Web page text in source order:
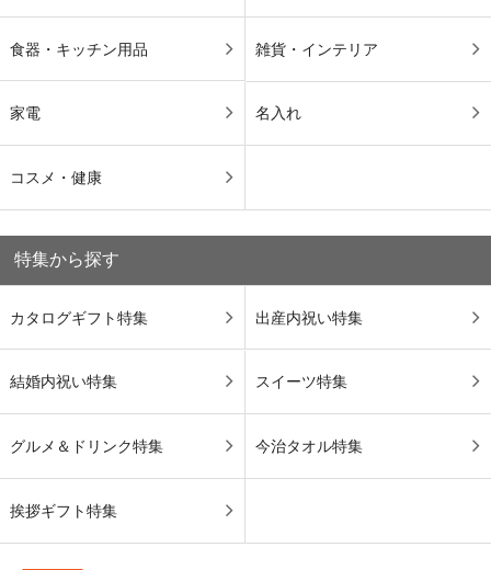
食器・キッチン用品 雑貨・インテリア
家電 名入れ
コスメ・健康
特集から探す
カタログギフト特集 出産内祝い特集
結婚内祝い特集 スイーツ特集
グルメ＆ドリンク特集 今治タオル特集
挨拶ギフト特集